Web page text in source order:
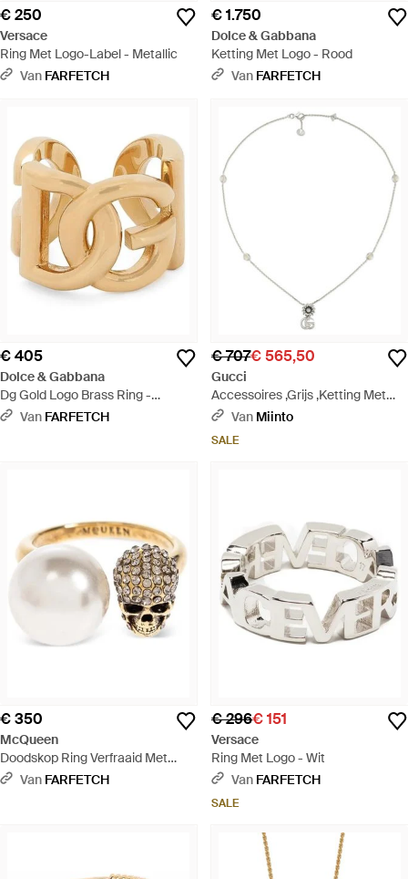
€ 250
Versace
Ring Met Logo-Label - Metallic
Van FARFETCH
€ 1.750
Dolce & Gabbana
Ketting Met Logo - Rood
Van FARFETCH
€ 405
Dolce & Gabbana
Dg Gold Logo Brass Ring -
Metallic
Van FARFETCH
€ 707€ 565,50
Gucci
Accessoires ,Grijs ,Ketting Met
Double G En Bloemhanger -
Van Miinto
SALE
€ 350
McQueen
Doodskop Ring Verfraaid Met
Parel - Wit
Van FARFETCH
€ 296€ 151
Versace
Ring Met Logo - Wit
Van FARFETCH
SALE